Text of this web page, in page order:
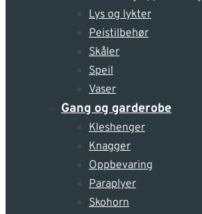
Lys og lykter
Peistilbehør
Skåler
Speil
Vaser
Gang og garderobe
Kleshenger
Knagger
Oppbevaring
Paraplyer
Skohorn